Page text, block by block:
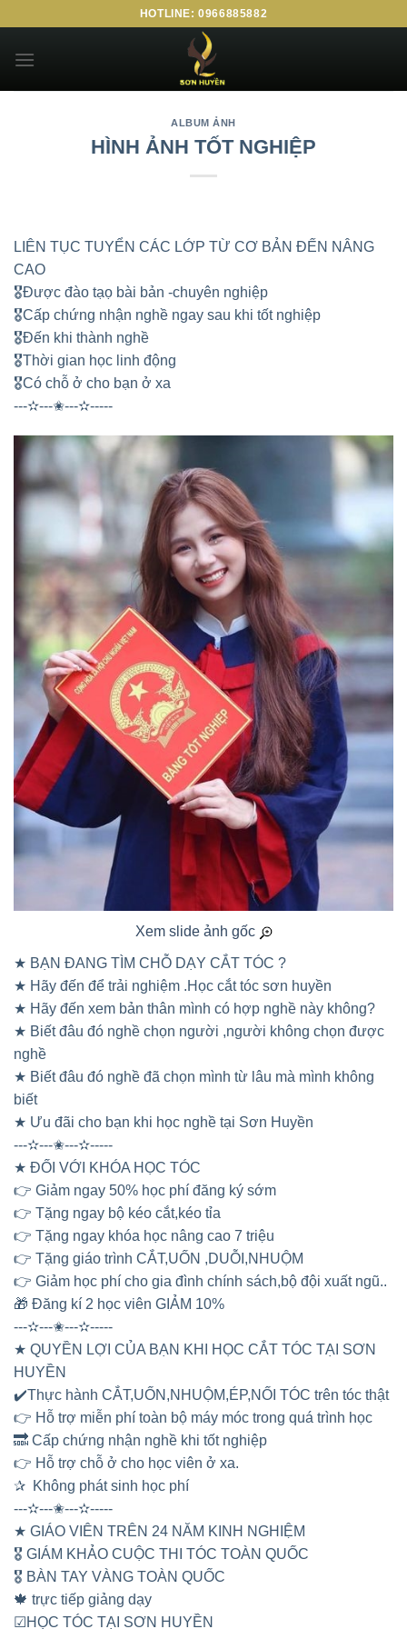
HOTLINE: 0966885882
ALBUM ẢNH
HÌNH ẢNH TỐT NGHIỆP
LIÊN TỤC TUYỂN CÁC LỚP TỪ CƠ BẢN ĐẾN NÂNG
CAO
🎖Được đào tạọ bài bản -chuyên nghiệp
🎖Cấp chứng nhận nghề ngay sau khi tốt nghiệp
🎖Đến khi thành nghề
🎖Thời gian học linh động
🎖Có chỗ ở cho bạn ở xa
---✫---✬---✫-----
Xem slide ảnh gốc
★ BẠN ĐANG TÌM CHỖ DẠY CẮT TÓC ?
★ Hãy đến để trải nghiệm .Học cắt tóc sơn huyền
★ Hãy đến xem bản thân mình có hợp nghề này không?
★ Biết đâu đó nghề chọn người ,người không chọn được
nghề
★ Biết đâu đó nghề đã chọn mình từ lâu mà mình không
biết
★ Ưu đãi cho bạn khi học nghề tại Sơn Huyền
---✫---✬---✫-----
★ ĐỐI VỚI KHÓA HỌC TÓC
👉 Giảm ngay 50% học phí đăng ký sớm
👉 Tặng ngay bộ kéo cắt,kéo tỉa
👉 Tặng ngay khóa học nâng cao 7 triệu
👉 Tặng giáo trình CẮT,UỐN ,DUỖI,NHUỘM
👉 Giảm học phí cho gia đình chính sách,bộ đội xuất ngũ..
🎁 Đăng kí 2 học viên GIẢM 10%
---✫---✬---✫-----
★ QUYỀN LỢI CỦA BẠN KHI HỌC CẮT TÓC TẠI SƠN
HUYỀN
✔️Thực hành CẮT,UỐN,NHUỘM,ÉP,NỐI TÓC trên tóc thật
👉 Hỗ trợ miễn phí toàn bộ máy móc trong quá trình học
🔜 Cấp chứng nhận nghề khi tốt nghiệp
👉 Hỗ trợ chỗ ở cho học viên ở xa.
✰ Không phát sinh học phí
---✫---✬---✫-----
★ GIÁO VIÊN TRÊN 24 NĂM KINH NGHIỆM
🎖 GIÁM KHẢO CUỘC THI TÓC TOÀN QUỐC
🎖 BÀN TAY VÀNG TOÀN QUỐC
🍁 trực tiếp giảng dạy
☑HỌC TÓC TẠI SƠN HUYỀN